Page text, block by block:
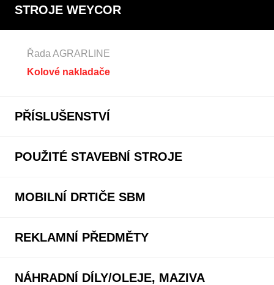
STROJE WEYCOR
Řada AGRARLINE
Kolové nakladače
PŘÍSLUŠENSTVÍ
POUŽITÉ STAVEBNÍ STROJE
MOBILNÍ DRTIČE SBM
REKLAMNÍ PŘEDMĚTY
NÁHRADNÍ DÍLY/OLEJE, MAZIVA